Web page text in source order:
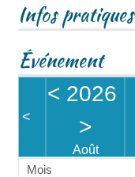
Infos pratiques
Événement
<
< 2026
>
Août
Mois